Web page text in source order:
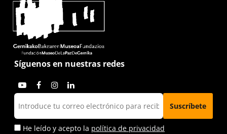
Síguenos en nuestras redes
He leído y acepto la política de privacidad